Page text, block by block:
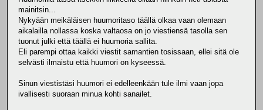
mainitsin...
Nykyään meikäläisen huumoritaso täällä olkaa vaan olemaan
aikalailla nollassa koska valtaosa on jo viestiensä tasolla sen
tuonut julki että täällä ei huumoria sallita.
Eli parempi ottaa kaikki viestit samantien tosissaan, ellei sitä ole
selvästi ilmaistu että huumori on kyseessä.
Sinun viestistäsi huumori ei edelleenkään tule ilmi vaan jopa
ivallisesti suoraan minua kohti sanailet.